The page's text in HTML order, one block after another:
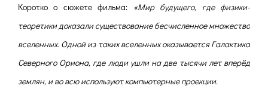
Коротко о сюжете фильма: «Мир будущего, где физики-
теоретики доказали существование бесчисленное множество
вселенных. Одной из таких вселенных оказывается Галактика
Северного Ориона, где люди ушли на две тысячи лет вперёд
землян, и во всю используют компьютерные проекции.